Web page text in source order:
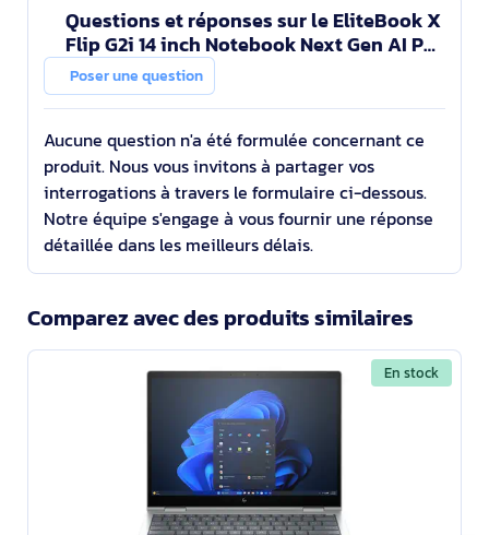
Questions et réponses sur le EliteBook X
Flip G2i 14 inch Notebook Next Gen AI PC
Wolf Pro Security Edition
Poser une question
Aucune question n'a été formulée concernant ce
produit. Nous vous invitons à partager vos
interrogations à travers le formulaire ci-dessous.
Notre équipe s'engage à vous fournir une réponse
détaillée dans les meilleurs délais.
Comparez avec des produits similaires
En stock